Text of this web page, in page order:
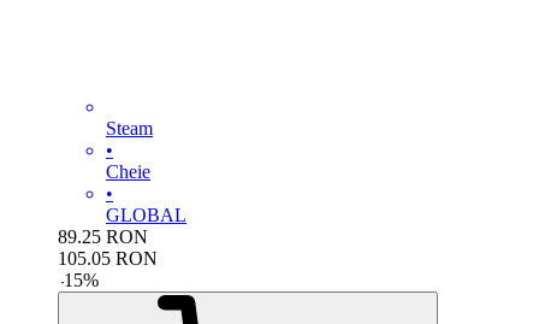
Steam
•
Cheie
•
GLOBAL
89.25 RON
105.05 RON
-15%